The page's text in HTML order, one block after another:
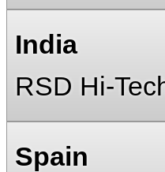
India
RSD Hi-
Spain